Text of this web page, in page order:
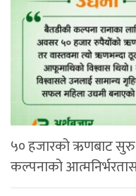
५० हजारको ऋणबाट
कल्पनाको